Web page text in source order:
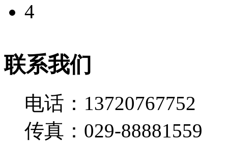
4
联系我们
电话：13720767752
传真：029-88881559